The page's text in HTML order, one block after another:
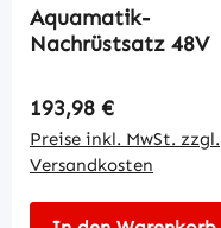
Aquamatik-
Nachrüstsatz 48V
Regulärer Preis:
193,98 €
Preise inkl. MwSt. zzgl.
Versandkosten